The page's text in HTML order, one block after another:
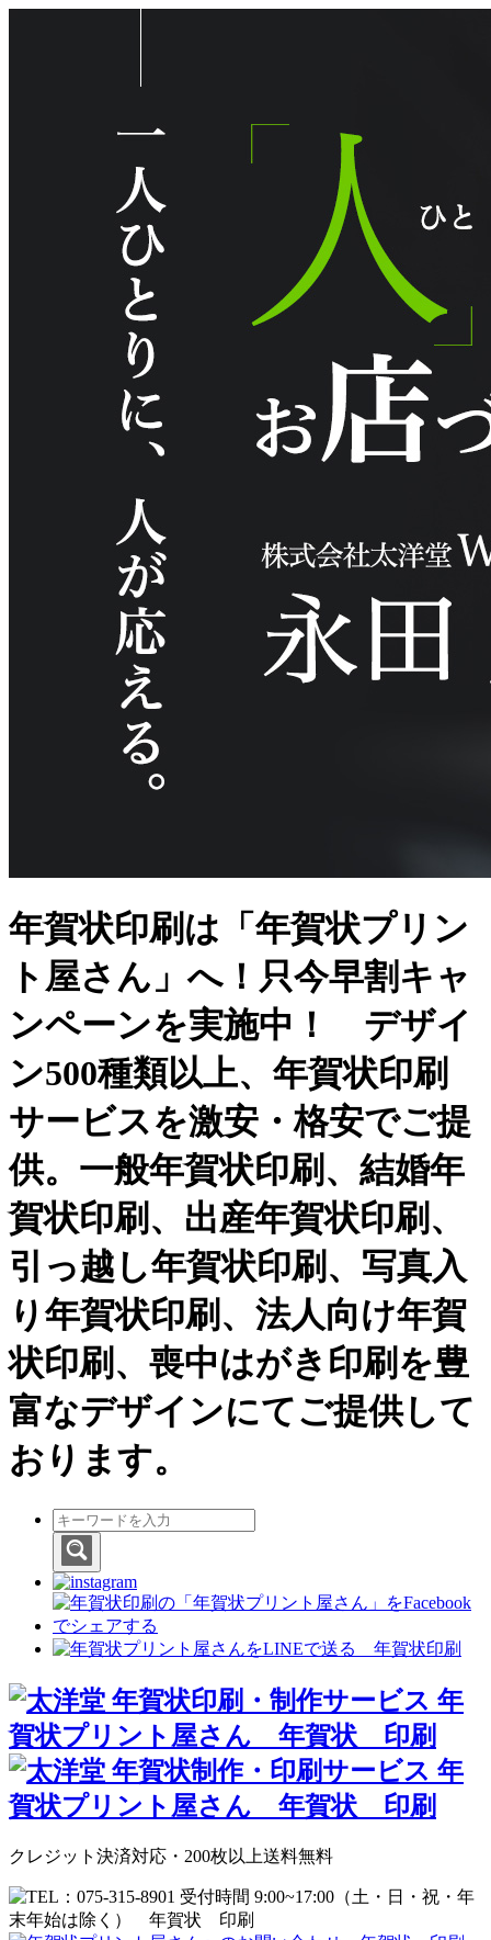
年賀状印刷は「年賀状プリン
ト屋さん」へ！只今早割キャ
ンペーンを実施中！ デザイ
ン500種類以上、年賀状印刷
サービスを激安・格安でご提
供。一般年賀状印刷、結婚年
賀状印刷、出産年賀状印刷、
引っ越し年賀状印刷、写真入
り年賀状印刷、法人向け年賀
状印刷、喪中はがき印刷を豊
富なデザインにてご提供して
おります。
クレジット決済対応・200枚以上送料無料